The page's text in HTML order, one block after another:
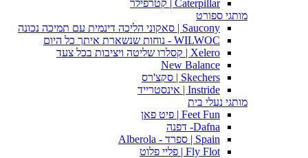
Caterpillar | קטרפילר
מותגי ספורט
Saucony | סאקוני הליכה דינמית עם תמיכה נכונה
WILWOC - נוחות שנשארת איתך כל היום
Xelero | קסלרו שליטה ויציבות בכל צעד
New Balance
Skechers | סקצ'רס
Instride | אינסטרייד
מותגי נעלי בית
Feet Fun | פיט פאן
Dafna- דפנה
Spain | ספרד - Alberola
Fly Flot | פליי פלוט